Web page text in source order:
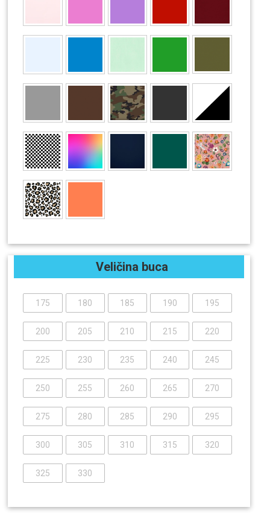
Veličina buca
175 180 185 190 195
200 205 210 215 220
225 230 235 240 245
250 255 260 265 270
275 280 285 290 295
300 305 310 315 320
325 330